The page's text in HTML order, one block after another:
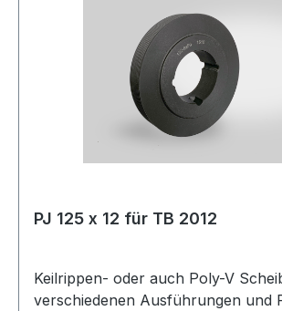
mmmm Riemenbreite Zoll: 1 ZollZoll
23 Außendurchmesser Da: 91,61
Wirkdurchmesser Dw: 92,98
Material: Stahl Hersteller: ConCar
PJ 125 x 12 für TB 2012
Keilrippen- oder auch Poly-V
verschiedenen Ausführungen und